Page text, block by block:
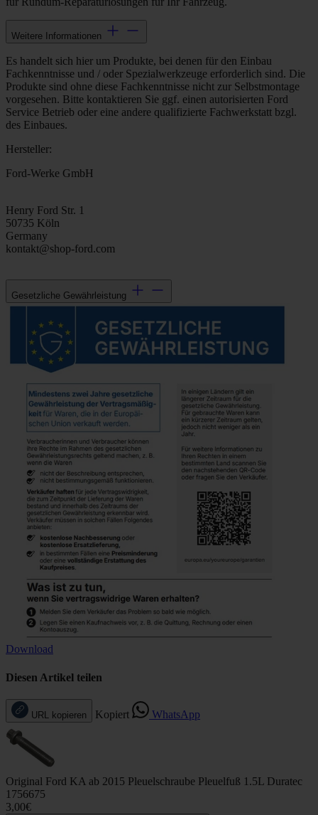
Weitere Informationen
Es handelt sich hier um Produkte, bei denen für den Einbau
Fachkenntnisse und / oder Spezialwerkzeuge erforderlich sind. Die
Produkte sind ohne diese Fachkenntnisse nicht zur Selbstmontage
vorgesehen. Bitte kontaktieren Sie ggf. einen autorisierten Ford
Service Betrieb oder eine andere qualifizierte Fachwerkstatt bzgl.
des Einbaues.
Hersteller:
Ford-Werke GmbH
Henry Ford Str. 1
50735 Köln
Germany
kontakt@shop-ford.com
Gesetzliche Gewährleistung
Download
Diesen Artikel teilen
URL kopieren Kopiert WhatsApp
Original Ford KA ab 2015 Pleuelschraube Pleuelfuß 1.5L Duratec
1756675
3,00€